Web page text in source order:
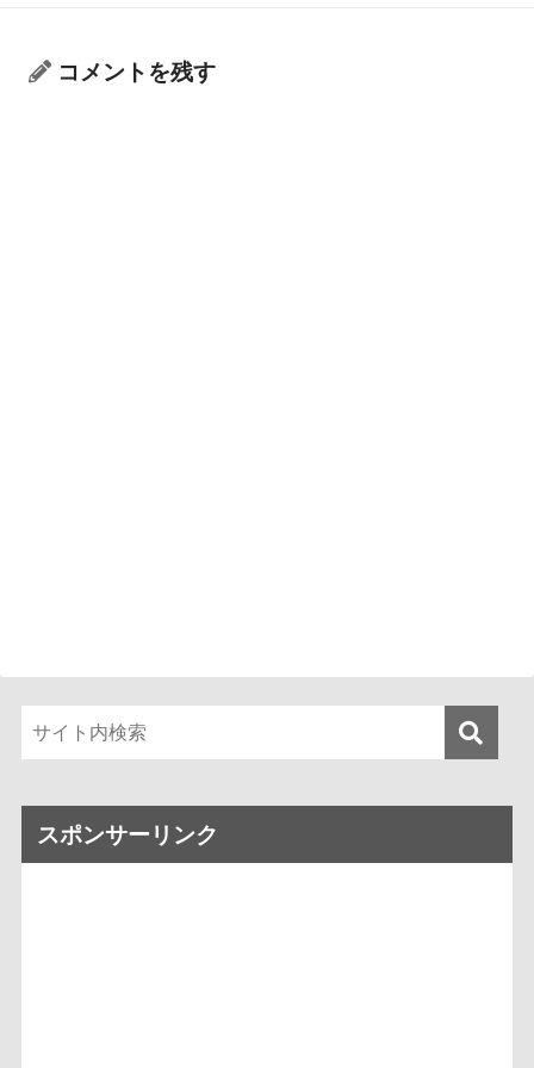
コメントを残す
スポンサーリンク